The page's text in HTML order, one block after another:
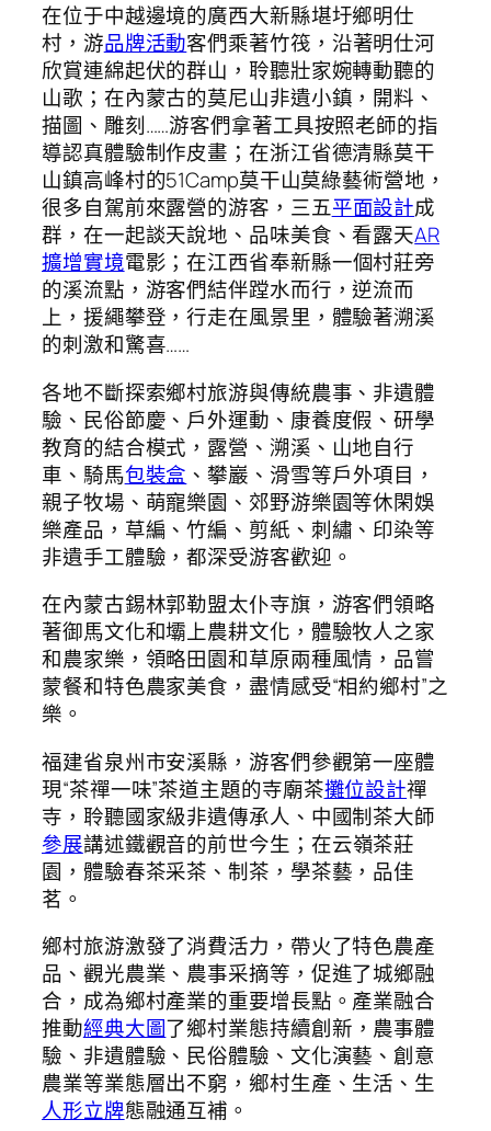
在位于中越邊境的廣西大新縣堪圩鄉明仕
村，游品牌活動客們乘著竹筏，沿著明仕河
欣賞連綿起伏的群山，聆聽壯家婉轉動聽的
山歌；在內蒙古的莫尼山非遺小鎮，開料、
描圖、雕刻……游客們拿著工具按照老師的指
導認真體驗制作皮畫；在浙江省德清縣莫干
山鎮高峰村的51Camp莫干山莫綠藝術營地，
很多自駕前來露營的游客，三五平面設計成
群，在一起談天說地、品味美食、看露天AR
擴增實境電影；在江西省奉新縣一個村莊旁
的溪流點，游客們結伴蹚水而行，逆流而
上，援繩攀登，行走在風景里，體驗著溯溪
的刺激和驚喜……
各地不斷探索鄉村旅游與傳統農事、非遺體
驗、民俗節慶、戶外運動、康養度假、研學
教育的結合模式，露營、溯溪、山地自行
車、騎馬包裝盒 、攀巖、滑雪等戶外項目，
親子牧場、萌寵樂園、郊野游樂園等休閑娛
樂產品，草編、竹編、剪紙、刺繡、印染等
非遺手工體驗，都深受游客歡迎。
在內蒙古錫林郭勒盟太仆寺旗，游客們領略
著御馬文化和壩上農耕文化，體驗牧人之家
和農家樂，領略田園和草原兩種風情，品嘗
蒙餐和特色農家美食，盡情感受“相約鄉村”之
樂。
福建省泉州市安溪縣，游客們參觀第一座體
現“茶禪一味”茶道主題的寺廟茶攤位設計禪
寺，聆聽國家級非遺傳承人、中國制茶大師
參展講述鐵觀音的前世今生；在云嶺茶莊
園，體驗春茶采茶、制茶，學茶藝，品佳
茗。
鄉村旅游激發了消費活力，帶火了特色農產
品、觀光農業、農事采摘等，促進了城鄉融
合，成為鄉村產業的重要增長點。產業融合
推動經典大圖了鄉村業態持續創新，農事體
驗、非遺體驗、民俗體驗、文化演藝、創意
農業等業態層出不窮，鄉村生產、生活、生
人形立牌態融通互補。